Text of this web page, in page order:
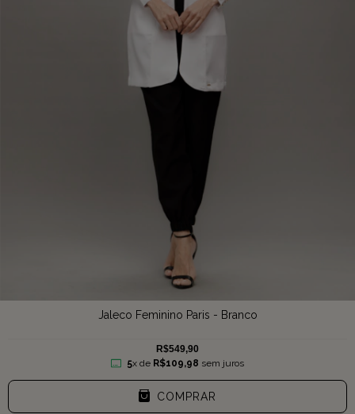
Jaleco Feminino Paris - Branco
R$549,90
5x de R$109,98 sem juros
COMPRAR